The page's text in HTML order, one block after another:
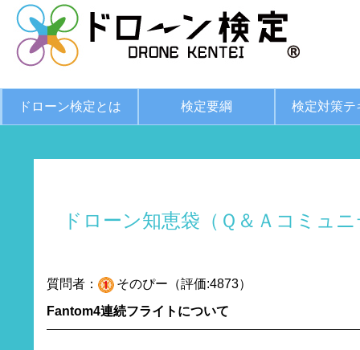
ドローン検定とは 検定要綱 検定対策テ
ドローン知恵袋（Ｑ＆Ａコミュ
質問者：
そのぴー（評価:4873）
Fantom4連続フライトについて